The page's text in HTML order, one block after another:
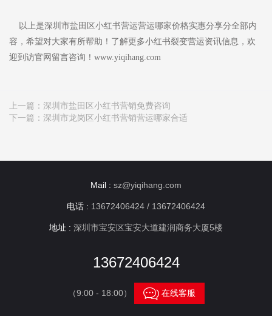
以上是深圳市盐田区小红书营运营运哪家价格实惠分享分全部内
容，希望对大家有所帮助！了解更多小红书裂变营运资讯信息，欢
迎到访官网留言咨询！www.yiqihang.com
上一篇： 深圳市盐田区小红书营销免费咨询
下一篇： 深圳市龙岗区小红书营销营运哪家合适
Mail : sz@yiqihang.com
电话 : 13672406424 / 13672406424
地址 : 深圳市宝安区宝安大道建润商务大厦5楼
13672406424
（9:00 - 18:00） 在线客服